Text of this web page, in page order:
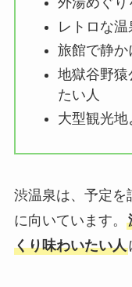
レトロな温
旅館で静か
地獄谷野
たい人
大型観光
渋温泉は、予定を
に向いています。
くり味わいたい人